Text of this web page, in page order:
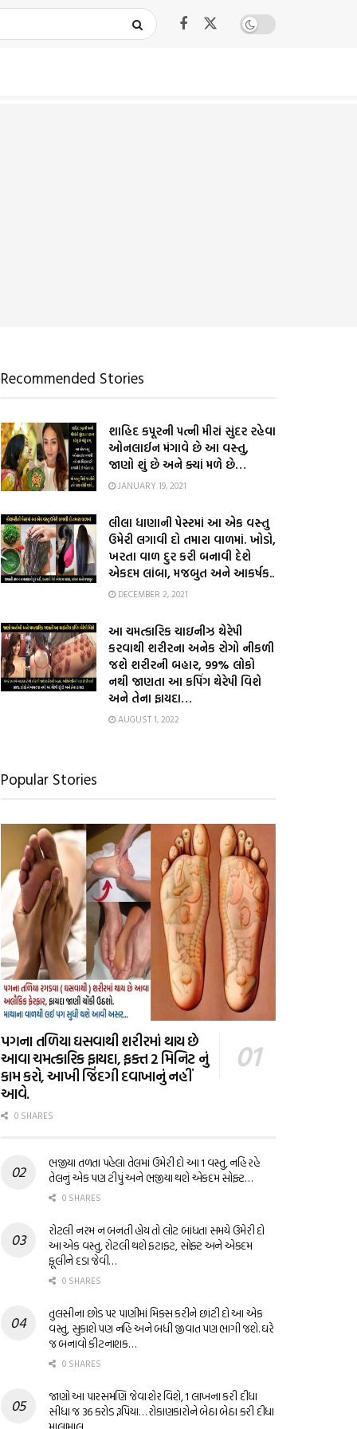
Recommended Stories
શાહિદ કપૂરની પત્ની મીરાં સુંદર રહેવા
ઓનલાઈન મંગાવે છે આ વસ્તુ,
જાણો શું છે અને ક્યાં મળે છે…
JANUARY 19, 2021
લીલા ધાણાની પેસ્ટમાં આ એક વસ્તુ
ઉમેરી લગાવી દો તમારા વાળમાં. ખોડો,
ખરતા વાળ દુર કરી બનાવી દેશે
એકદમ લાંબા, મજબુત અને આકર્ષક..
DECEMBER 2, 2021
આ ચમત્કારિક ચાઇનીઝ થેરેપી
કરવાથી શરીરના અનેક રોગો નીકળી
જશે શરીરની બહાર, 99% લોકો
નથી જાણતા આ કપિંગ થેરેપી વિશે
અને તેના ફાયદા…
AUGUST 1, 2022
Popular Stories
પગના તળિયા ઘસવાથી શરીરમાં થાય છે
આવા ચમત્કારિક ફાયદા, ફક્ત 2 મિનિટ નું
કામ કરો, આખી જિંદગી દવાખાનું નહીં
આવે.
0 SHARES
ભજીયા તળતા પહેલા તેલમાં ઉમેરી દો આ 1 વસ્તુ, નહિ રહે
તેલનું એક પણ ટીપું અને ભજીયા થશે એકદમ સોફ્ટ…
0 SHARES
રોટલી નરમ ન બનતી હોય તો લોટ બાંધતા સમયે ઉમેરી દો
આ એક વસ્તુ, રોટલી થશે ફટાફટ, સોફ્ટ અને એકદમ
ફૂલીને દડા જેવી…
0 SHARES
તુલસીના છોડ પર પાણીમાં મિક્સ કરીને છાંટી દો આ એક
વસ્તુ, સુકાશે પણ નહિ અને બધી જીવાત પણ ભાગી જશે. ઘરે
જ બનાવો કીટનાશક…
0 SHARES
જાણો આ પારસમણિ જેવા શેર વિશે, 1 લાખના કરી દીધા
સીધા જ 36 કરોડ રૂપિયા… રોકાણકારોને બેઠા બેઠા કરી દીધા